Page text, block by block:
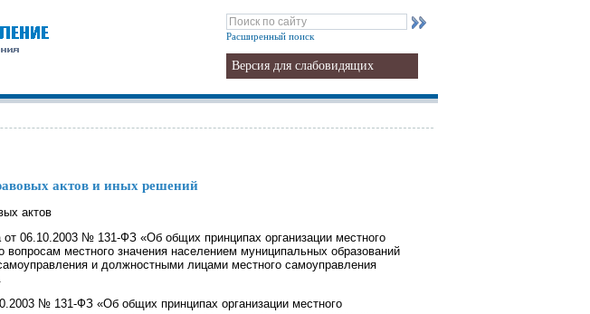
Расширенный поиск
Версия для слабовидящих
актов и иных решений
актов
от 06.10.2003 № 131-ФЗ «Об общих принципах организации местного
местного значения населением муниципальных образований
и должностными лицами местного самоуправления
№ 131-ФЗ «Об общих принципах организации местного